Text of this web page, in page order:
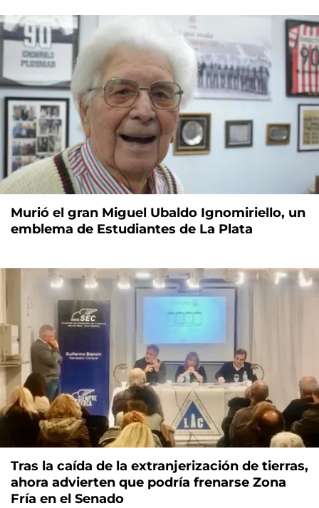
Murió el gran Miguel Ubaldo Ignomiriello, un
emblema de Estudiantes de La Plata
Tras la caída de la extranjerización de tierras,
ahora advierten que podría frenarse Zona
Fría en el Senado